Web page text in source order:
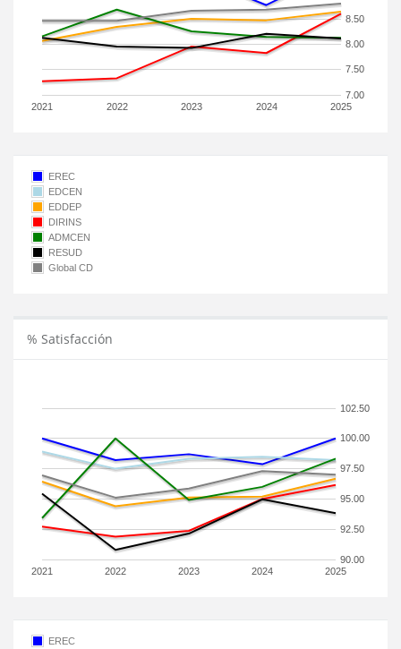
2021 2022 2023 2024 2025
7.00
7.50
8.00
8.50
EREC
EDCEN
EDDEP
DIRINS
ADMCEN
RESUD
Global CD
% Satisfacción
2021 2022 2023 2024 2025
90.00
92.50
95.00
97.50
100.00
102.50
EREC